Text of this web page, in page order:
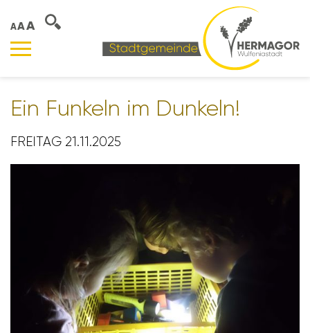
AAA
Ein Funkeln im Dunkeln!
FREITAG 21.11.2025